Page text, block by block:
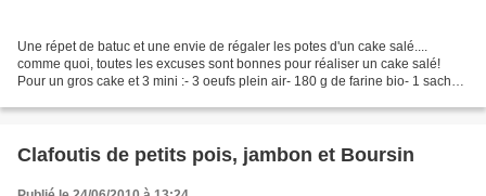
Une répet de batuc et une envie de régaler les potes d'un cake salé....
comme quoi, toutes les excuses sont bonnes pour réaliser un cake salé!
Pour un gros cake et 3 mini :- 3 oeufs plein air- 180 g de farine bio- 1 sachet
Clafoutis de petits pois, jambon et Boursin